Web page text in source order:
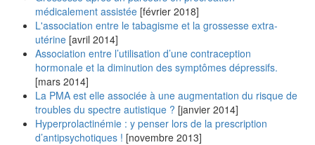
médicalement assistée [février 2018]
L'association entre le tabagisme et la grossesse extra-
utérine [avril 2014]
Association entre l’utilisation d’une contraception
hormonale et la diminution des symptômes dépressifs.
[mars 2014]
La PMA est elle associée à une augmentation du risque de
troubles du spectre autistique ? [janvier 2014]
Hyperprolactinémie : y penser lors de la prescription
d’antipsychotiques ! [novembre 2013]